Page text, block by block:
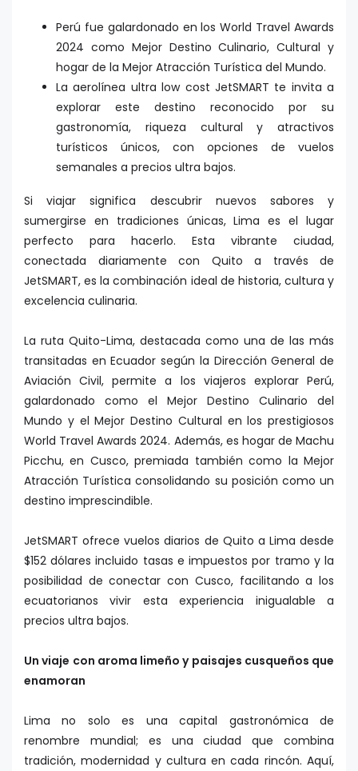
Perú fue galardonado en los World Travel Awards
2024 como Mejor Destino Culinario, Cultural y
hogar de la Mejor Atracción Turística del Mundo.
La aerolínea ultra low cost JetSMART te invita a
explorar este destino reconocido por su
gastronomía, riqueza cultural y atractivos
turísticos únicos, con opciones de vuelos
semanales a precios ultra bajos.
Si viajar significa descubrir nuevos sabores y
sumergirse en tradiciones únicas, Lima es el lugar
perfecto para hacerlo. Esta vibrante ciudad,
conectada diariamente con Quito a través de
JetSMART, es la combinación ideal de historia, cultura y
excelencia culinaria.
La ruta Quito-Lima, destacada como una de las más
transitadas en Ecuador según la Dirección General de
Aviación Civil, permite a los viajeros explorar Perú,
galardonado como el Mejor Destino Culinario del
Mundo y el Mejor Destino Cultural en los prestigiosos
World Travel Awards 2024. Además, es hogar de Machu
Picchu, en Cusco, premiada también como la Mejor
Atracción Turística consolidando su posición como un
destino imprescindible.
JetSMART ofrece vuelos diarios de Quito a Lima desde
$152 dólares incluido tasas e impuestos por tramo y la
posibilidad de conectar con Cusco, facilitando a los
ecuatorianos vivir esta experiencia inigualable a
precios ultra bajos.
Un viaje con aroma limeño y paisajes cusqueños que
enamoran
Lima no solo es una capital gastronómica de
renombre mundial; es una ciudad que combina
tradición, modernidad y cultura en cada rincón. Aquí,